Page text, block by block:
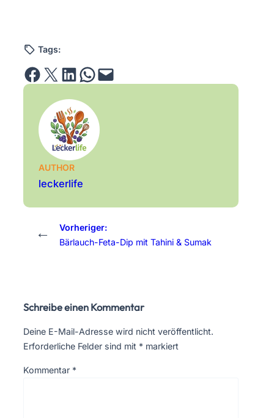
Tags:
Share on Facebook Email this Page Share on LinkedIn Share on WhatsApp Email this Page
AUTHOR
leckerlife
←
Vorheriger:
Bärlauch-Feta-Dip mit Tahini & Sumak
Schreibe einen Kommentar
Deine E-Mail-Adresse wird nicht veröffentlicht.
Erforderliche Felder sind mit * markiert
Kommentar *